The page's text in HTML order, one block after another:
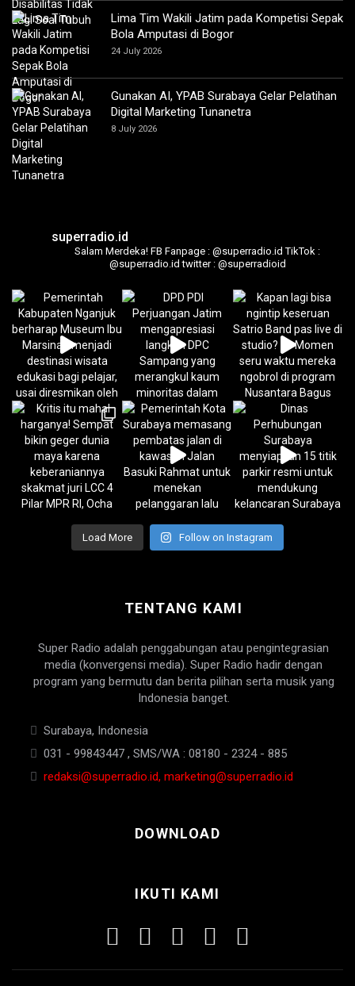
Lima Tim Wakili Jatim pada Kompetisi Sepak
Bola Amputasi di Bogor
24 July 2026
Gunakan AI, YPAB Surabaya Gelar Pelatihan
Digital Marketing Tunanetra
8 July 2026
superradio.id
Salam Merdeka! FB Fanpage : @superradio.id TikTok :
@superradio.id twitter : @superradioid
Load More Follow on Instagram
TENTANG KAMI
Super Radio adalah penggabungan atau pengintegrasian
media (konvergensi media). Super Radio hadir dengan
program yang bermutu dan berita pilihan serta musik yang
Indonesia banget.
Surabaya, Indonesia
031 - 99843447 , SMS/WA : 08180 - 2324 - 885
redaksi@superradio.id, marketing@superradio.id
DOWNLOAD
IKUTI KAMI